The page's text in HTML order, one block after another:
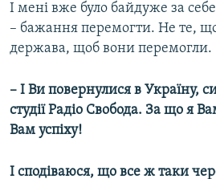
І мені вже було байдуже за
– бажання перемогти. Не те,
держава, щоб вони перемогли.
– І Ви повернулися в Україну,
студії Радіо Свобода. За що я
Вам успіху!
І сподіваюся, що все ж таки